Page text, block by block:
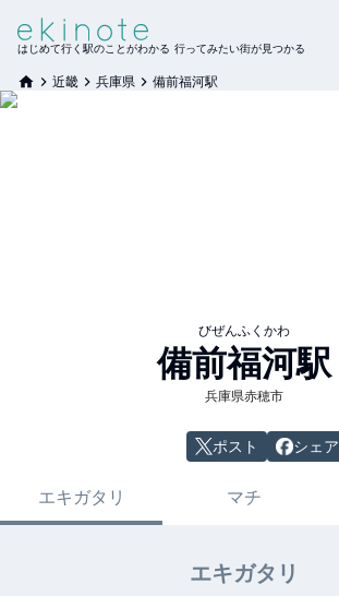
はじめて行く駅のことがわかる 行ってみたい街が見つかる
近畿 兵庫県 備前福河駅
びぜんふくかわ
備前福河駅
兵庫県赤穂市
ポスト シェア
エキガタリ マチ
エキガタリ